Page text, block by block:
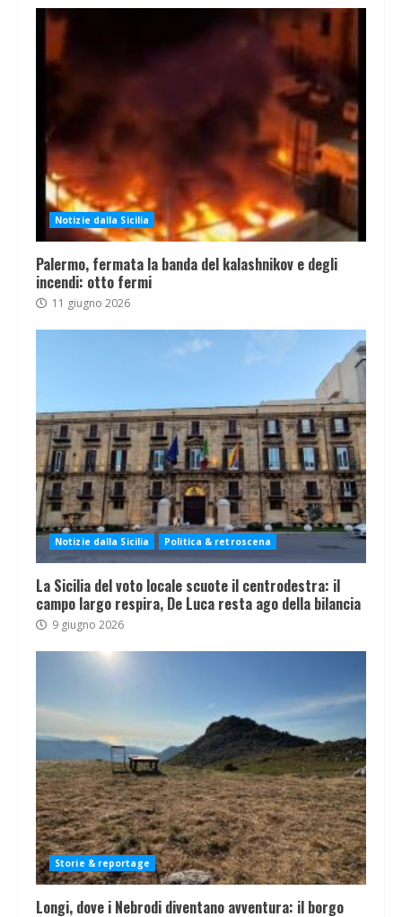
Notizie dalla Sicilia
Palermo, fermata la banda del kalashnikov e degli
incendi: otto fermi
11 giugno 2026
Notizie dalla Sicilia Politica & retroscena
La Sicilia del voto locale scuote il centrodestra: il
campo largo respira, De Luca resta ago della bilancia
9 giugno 2026
Storie & reportage
Longi, dove i Nebrodi diventano avventura: il borgo